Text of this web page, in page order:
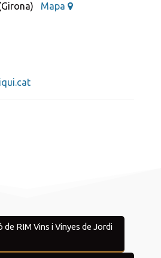
Mapa
de RIM Vins i Vinyes de Jordi